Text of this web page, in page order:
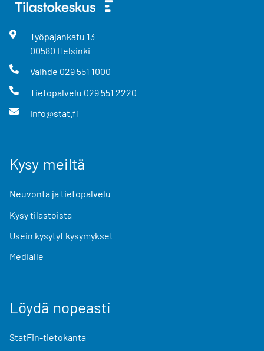
Työpajankatu 13
00580 Helsinki
Vaihde 029 551 1000
Tietopalvelu 029 551 2220
info@stat.fi
Kysy meiltä
Neuvonta ja tietopalvelu
Kysy tilastoista
Usein kysytyt kysymykset
Medialle
Löydä nopeasti
StatFin-tietokanta